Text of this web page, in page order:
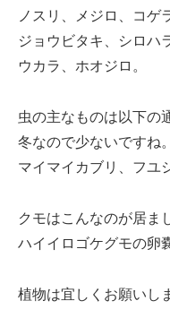
ノスリ、メジロ、コゲ
ジョウビタキ、シロハ
ウカラ、ホオジロ。
虫の主なものは以下の
冬なので少ないですね。
マイマイカブリ、フユ
クモはこんなのが居ま
ハイイロゴケグモの卵
植物は宜しくお願いし